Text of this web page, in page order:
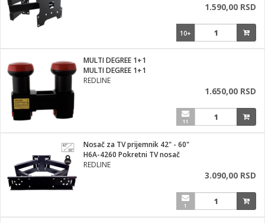
1.590,00 RSD
10+
MULTI DEGREE 1+1
MULTI DEGREE 1+1
REDLINE
1.650,00 RSD
11
Nosač za TV prijemnik 42" - 60"
H6A-4260 Pokretni TV nosač
REDLINE
3.090,00 RSD
1